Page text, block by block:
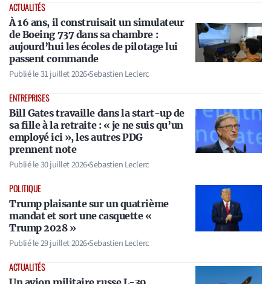
ACTUALITÉS
À 16 ans, il construisait un simulateur
de Boeing 737 dans sa chambre :
aujourd’hui les écoles de pilotage lui
passent commande
Publié le31 juillet 2026•Sebastien Leclerc
ENTREPRISES
Bill Gates travaille dans la start-up de
sa fille à la retraite : « je ne suis qu’un
employé ici », les autres PDG
prennent note
Publié le30 juillet 2026•Sebastien Leclerc
POLITIQUE
Trump plaisante sur un quatrième
mandat et sort une casquette «
Trump 2028 »
Publié le29 juillet 2026•Sebastien Leclerc
ACTUALITÉS